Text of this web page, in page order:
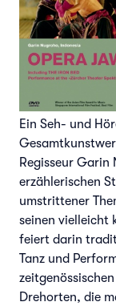
Ein Seh- und
Regisseur
erzählerischen
umstrittener
seinen vielleicht
feiert darin
Tanz und
Drehorten, die